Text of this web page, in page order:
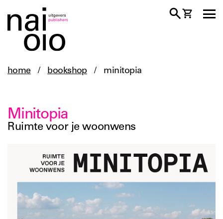
home / bookshop / minitopia
Minitopia
Ruimte voor je woonwens